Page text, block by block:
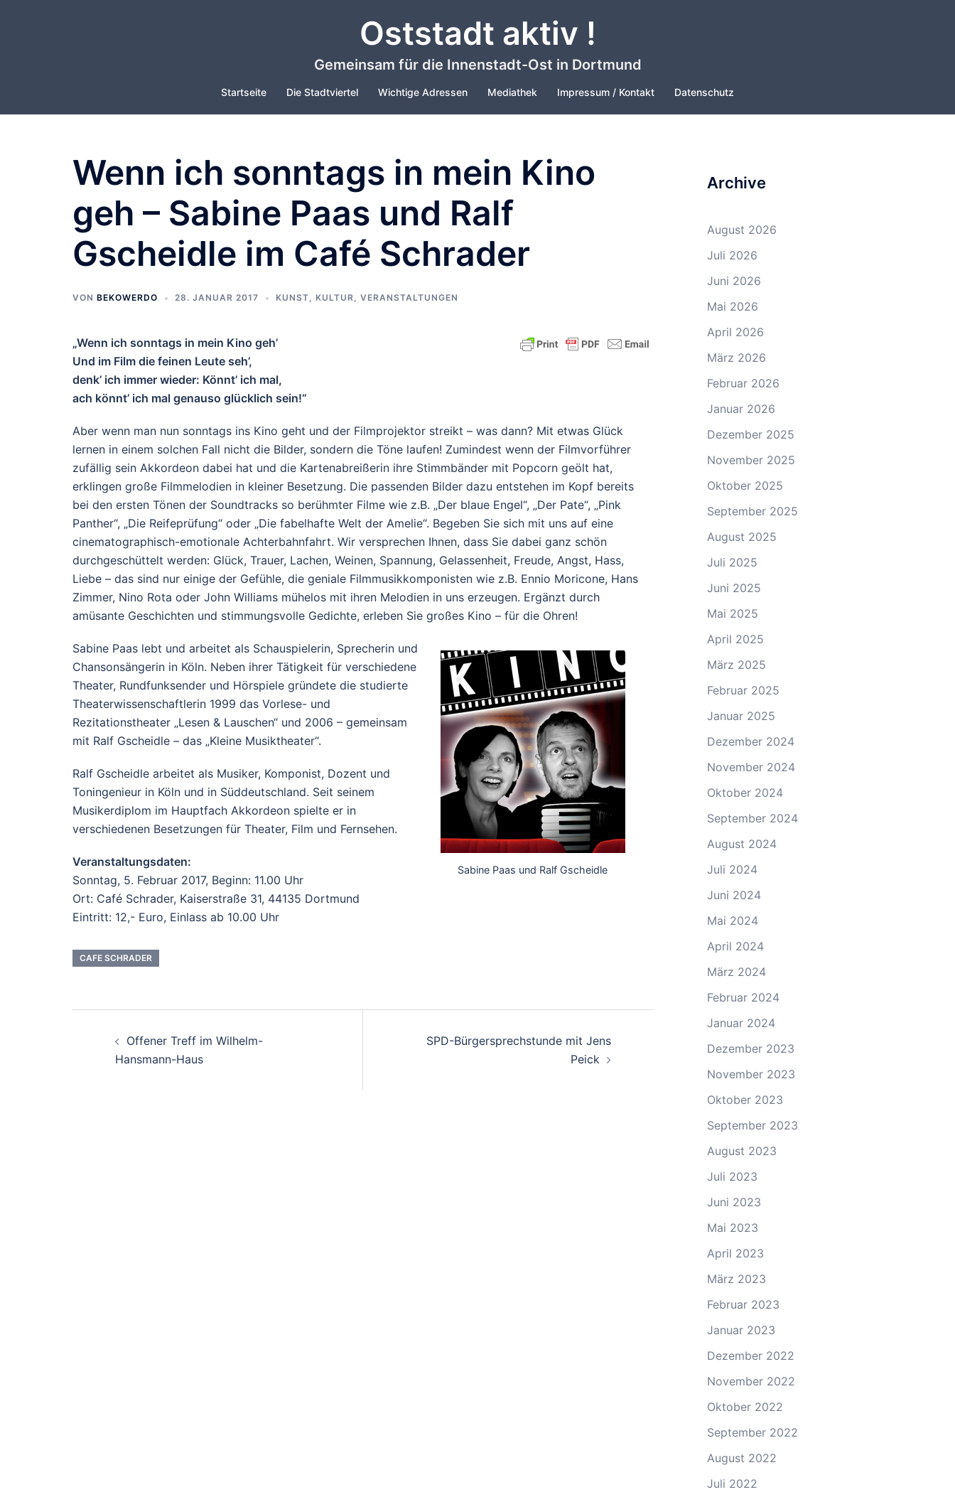
Oststadt aktiv !
Gemeinsam für die Innenstadt-Ost in Dortmund
Startseite Die Stadtviertel Wichtige Adressen Mediathek Impressum / Kontakt Datenschutz
Wenn ich sonntags in mein Kino
geh – Sabine Paas und Ralf
Gscheidle im Café Schrader
VON BEKOWERDO 28. JANUAR 2017 KUNST, KULTUR, VERANSTALTUNGEN
„Wenn ich sonntags in mein Kino geh’
Und im Film die feinen Leute seh’,
denk’ ich immer wieder: Könnt’ ich mal,
ach könnt’ ich mal genauso glücklich sein!“
Aber wenn man nun sonntags ins Kino geht und der Filmprojektor streikt – was dann? Mit etwas Glück
lernen in einem solchen Fall nicht die Bilder, sondern die Töne laufen! Zumindest wenn der Filmvorführer
zufällig sein Akkordeon dabei hat und die Kartenabreißerin ihre Stimmbänder mit Popcorn geölt hat,
erklingen große Filmmelodien in kleiner Besetzung. Die passenden Bilder dazu entstehen im Kopf bereits
bei den ersten Tönen der Soundtracks so berühmter Filme wie z.B. „Der blaue Engel“, „Der Pate“, „Pink
Panther“, „Die Reifeprüfung“ oder „Die fabelhafte Welt der Amelie“. Begeben Sie sich mit uns auf eine
cinematographisch-emotionale Achterbahnfahrt. Wir versprechen Ihnen, dass Sie dabei ganz schön
durchgeschüttelt werden: Glück, Trauer, Lachen, Weinen, Spannung, Gelassenheit, Freude, Angst, Hass,
Liebe – das sind nur einige der Gefühle, die geniale Filmmusikkomponisten wie z.B. Ennio Moricone, Hans
Zimmer, Nino Rota oder John Williams mühelos mit ihren Melodien in uns erzeugen. Ergänzt durch
amüsante Geschichten und stimmungsvolle Gedichte, erleben Sie großes Kino – für die Ohren!
Sabine Paas und Ralf Gscheidle
Sabine Paas lebt und arbeitet als Schauspielerin, Sprecherin und
Chansonsängerin in Köln. Neben ihrer Tätigkeit für verschiedene
Theater, Rundfunksender und Hörspiele gründete die studierte
Theaterwissenschaftlerin 1999 das Vorlese- und
Rezitationstheater „Lesen & Lauschen“ und 2006 – gemeinsam
mit Ralf Gscheidle – das „Kleine Musiktheater“.
Ralf Gscheidle arbeitet als Musiker, Komponist, Dozent und
Toningenieur in Köln und in Süddeutschland. Seit seinem
Musikerdiplom im Hauptfach Akkordeon spielte er in
verschiedenen Besetzungen für Theater, Film und Fernsehen.
Veranstaltungsdaten:
Sonntag, 5. Februar 2017, Beginn: 11.00 Uhr
Ort: Café Schrader, Kaiserstraße 31, 44135 Dortmund
Eintritt: 12,- Euro, Einlass ab 10.00 Uhr
CAFE SCHRADER
Beitrags-
Navigation
Offener Treff im Wilhelm-
Hansmann-Haus
SPD-Bürgersprechstunde mit Jens
Peick
Archive
August 2026
Juli 2026
Juni 2026
Mai 2026
April 2026
März 2026
Februar 2026
Januar 2026
Dezember 2025
November 2025
Oktober 2025
September 2025
August 2025
Juli 2025
Juni 2025
Mai 2025
April 2025
März 2025
Februar 2025
Januar 2025
Dezember 2024
November 2024
Oktober 2024
September 2024
August 2024
Juli 2024
Juni 2024
Mai 2024
April 2024
März 2024
Februar 2024
Januar 2024
Dezember 2023
November 2023
Oktober 2023
September 2023
August 2023
Juli 2023
Juni 2023
Mai 2023
April 2023
März 2023
Februar 2023
Januar 2023
Dezember 2022
November 2022
Oktober 2022
September 2022
August 2022
Juli 2022